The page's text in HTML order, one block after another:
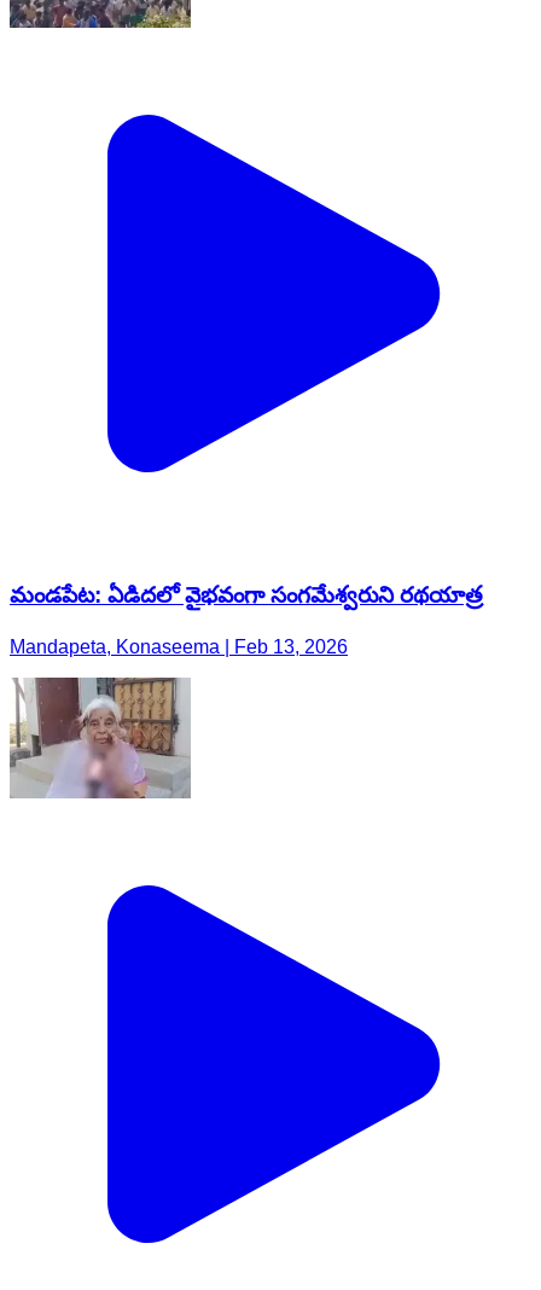
మండపేట: ఏడిదలో వైభవంగా సంగమేశ్వరుని రథయాత్ర
Mandapeta, Konaseema | Feb 13, 2026